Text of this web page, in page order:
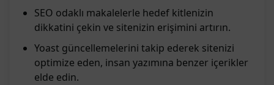
SEO odaklı makalelerle hedef kitlenizin
dikkatini çekin ve sitenizin erişimini artırın.
Yoast güncellemelerini takip ederek sitenizi
optimize eden, insan yazımına benzer içerikler
elde edin.